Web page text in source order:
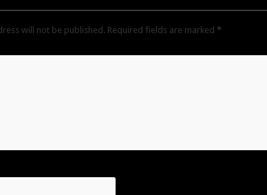
will not be published. Required fields are marked *